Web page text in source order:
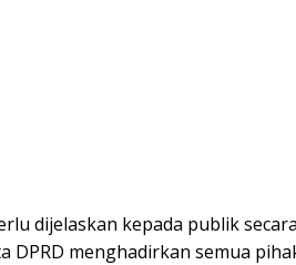
dijelaskan kepada publik
DPRD menghadirkan semua